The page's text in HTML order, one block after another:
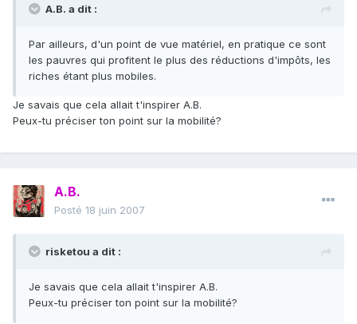
A.B. a dit :
Par ailleurs, d'un point de vue matériel, en pratique ce sont
les pauvres qui profitent le plus des réductions d'impôts, les
riches étant plus mobiles.
Je savais que cela allait t'inspirer A.B.
Peux-tu préciser ton point sur la mobilité?
A.B.
Posté 18 juin 2007
risketou a dit :
Je savais que cela allait t'inspirer A.B.
Peux-tu préciser ton point sur la mobilité?